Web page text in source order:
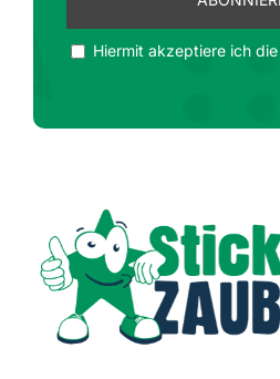
Hiermit akzeptiere ich